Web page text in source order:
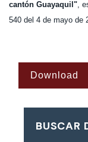
cantón Guayaquil",
540 del 4 de mayo de
Download
BUSCAR